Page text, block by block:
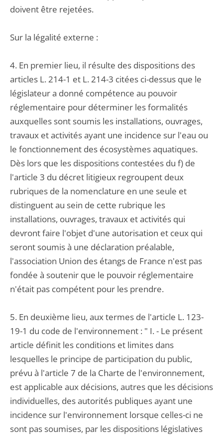
doivent être rejetées.
Sur la légalité externe :
4. En premier lieu, il résulte des dispositions des
articles L. 214-1 et L. 214-3 citées ci-dessus que le
législateur a donné compétence au pouvoir
réglementaire pour déterminer les formalités
auxquelles sont soumis les installations, ouvrages,
travaux et activités ayant une incidence sur l'eau ou
le fonctionnement des écosystèmes aquatiques.
Dès lors que les dispositions contestées du f) de
l'article 3 du décret litigieux regroupent deux
rubriques de la nomenclature en une seule et
distinguent au sein de cette rubrique les
installations, ouvrages, travaux et activités qui
devront faire l'objet d'une autorisation et ceux qui
seront soumis à une déclaration préalable,
l'association Union des étangs de France n'est pas
fondée à soutenir que le pouvoir réglementaire
n'était pas compétent pour les prendre.
5. En deuxième lieu, aux termes de l'article L. 123-
19-1 du code de l'environnement : " I. - Le présent
article définit les conditions et limites dans
lesquelles le principe de participation du public,
prévu à l'article 7 de la Charte de l'environnement,
est applicable aux décisions, autres que les décisions
individuelles, des autorités publiques ayant une
incidence sur l'environnement lorsque celles-ci ne
sont pas soumises, par les dispositions législatives